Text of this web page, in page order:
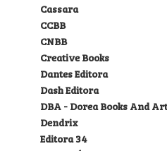
Cassara
CCBB
CNBB
Creative Books
Dantes Editora
Dash Editora
DBA - Dorea Books And
Dendrix
Editora 34